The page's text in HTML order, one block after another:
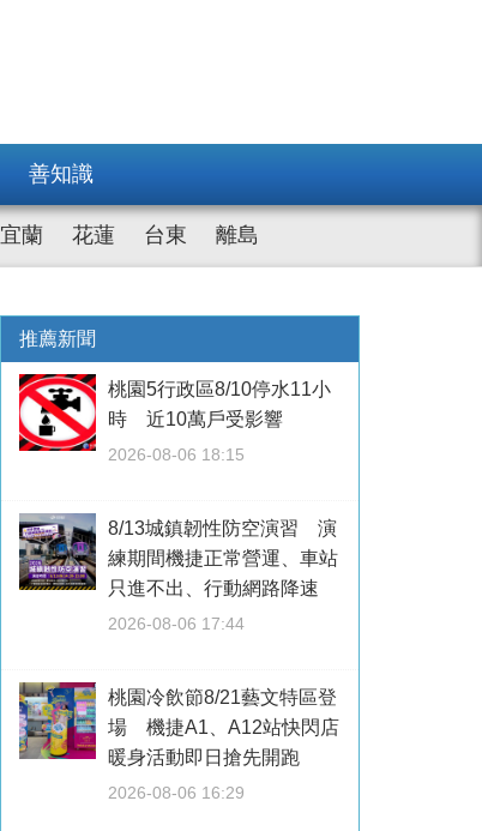
善知識
宜蘭 花蓮 台東 離島
推薦新聞
桃園5行政區8/10停水11小
時 近10萬戶受影響
2026-08-06 18:15
8/13城鎮韌性防空演習 演
練期間機捷正常營運、車站
只進不出、行動網路降速
2026-08-06 17:44
桃園冷飲節8/21藝文特區登
場 機捷A1、A12站快閃店
暖身活動即日搶先開跑
2026-08-06 16:29